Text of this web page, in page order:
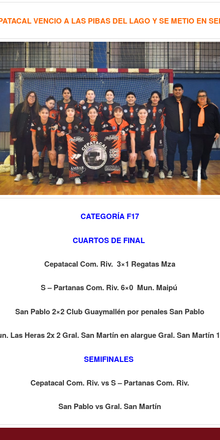
VENCIO A LAS PIBAS DEL LAGO Y SE METIO EN
CATEGORÍA F17
CUARTOS DE FINAL
Cepatacal Com. Riv. 3×1 Regatas Mza
S – Partanas Com. Riv. 6×0 Mun. Maipú
San Pablo 2×2 Club Guaymallén por penales San Pablo
Las Heras 2x 2 Gral. San Martín en alargue Gral. San Martín
SEMIFINALES
Cepatacal Com. Riv. vs S – Partanas Com. Riv.
San Pablo vsGral. San Martín